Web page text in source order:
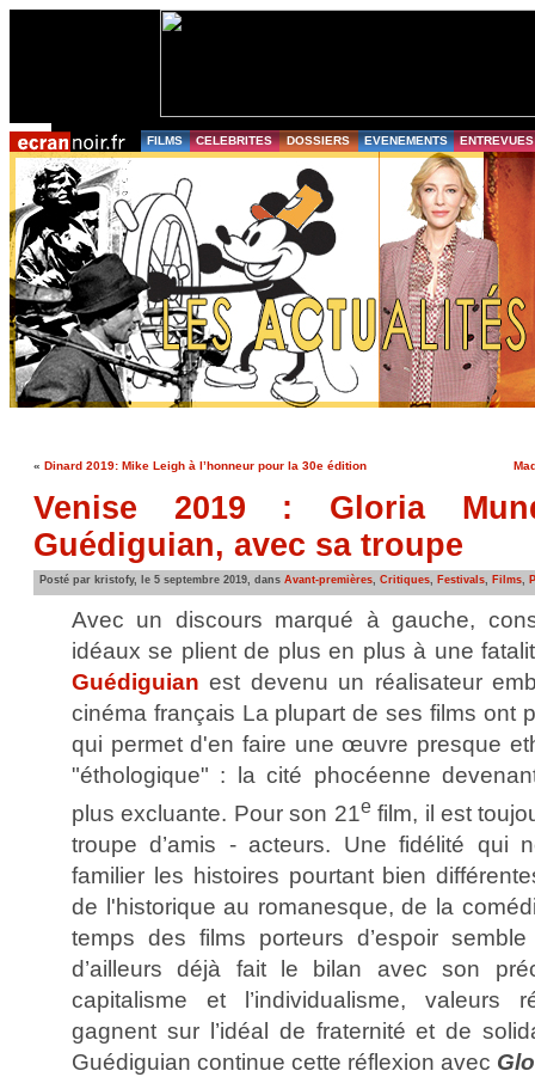
FILMS CELEBRITES DOSSIERS EVENEMENTS ENTREVUES
« Dinard 2019: Mike Leigh à l’honneur pour la 30e édition
Venise 2019 : Gloria
Guédiguian, avec sa troupe
Posté par kristofy, le 5 septembre 2019, dans Avant-premières, Critiques, Festivals, Films,
Avec un discours marqué à gauche,
idéaux se plient de plus en plus à une
Guédiguian est devenu un réalisateur
cinéma français La plupart de ses films ont
qui permet d'en faire une œuvre presque
"éthologique" : la cité phocéenne
plus excluante. Pour son 21efilm, il est
troupe d’amis - acteurs. Une fidélité qui
familier les histoires pourtant bien
de l'historique au romanesque, de la
temps des films porteurs d’espoir
d’ailleurs déjà fait le bilan avec son
capitalisme et l’individualisme, valeurs
gagnent sur l’idéal de fraternité et de
Guédiguian continue cette réflexion avec